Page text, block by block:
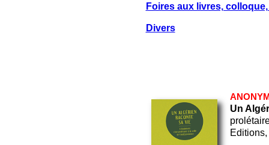
Foires aux livres,
Divers
Un